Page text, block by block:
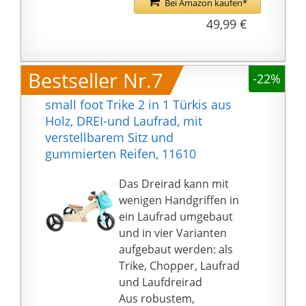
Wahl.
begrenzt eine Drehung
von 135 °, um ein
verhindern. Breitere
rutschfeste Räder
erhöhen die Stabilität.
STABIL UND
KOMFORTABEL: Das
Laufrad für Kinder ist
mit robustem
rutschfestem TPU-Griff
und einem weichen,
stützenden Sitz
ausgestattet. Die Räder
sind rutschfest,
verschleißfest,
zerstörungsfrei und das
Kleinkinds Zu
18 Monate. Das
Kinderlaufrad ist das
beste
Geburtstagsgeschenk
für Kleinkinder, um
Laufen und Reiten zu
lernen. Es hilft, das
Gleichgewicht, die
Lenkung und die
Koordination des Babys
zu entwickeln und
bereits in jungen Jahren
Selbstvertrauen zu
gewinnen. Dies macht
dieses Laufrad zu Ihrer
Bei Amazon kaufen*
49,99 €
Bestseller Nr.7
-22%
small foot Trike 2 in 1 Türkis aus
Holz, DREI-und Laufrad, mit
verstellbarem Sitz und
gummierten Reifen, 11610
Das Dreirad kann mit
wenigen Handgriffen in
ein Laufrad umgebaut
und in vier Varianten
aufgebaut werden: als
Trike, Chopper, Laufrad
und Laufdreirad
Aus robustem,